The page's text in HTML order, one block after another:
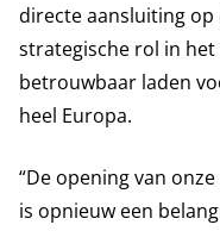
directe aansluiting op
strategische rol in
betrouwbaar laden
heel Europa.
“De opening van
is opnieuw een